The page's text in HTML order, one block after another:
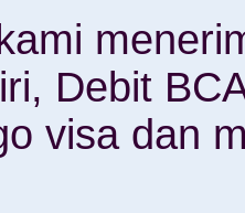
Debit
visa dan